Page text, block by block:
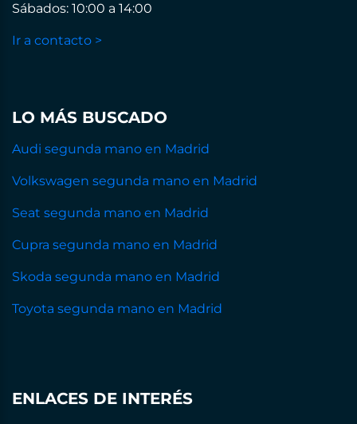
Sábados: 10:00 a 14:00
Ir a contacto >
LO MÁS BUSCADO
Audi segunda mano en Madrid
Volkswagen segunda mano en Madrid
Seat segunda mano en Madrid
Cupra segunda mano en Madrid
Skoda segunda mano en Madrid
Toyota segunda mano en Madrid
ENLACES DE INTERÉS